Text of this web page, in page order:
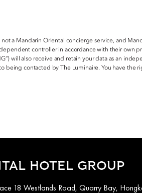
a Mandarin Oriental concierge service, and
controller in accordance with their own
will also receive and retain your data as an
being contacted by The Luminaire. You have
HOTEL GROUP
18 Westlands Road, Quarry Bay,